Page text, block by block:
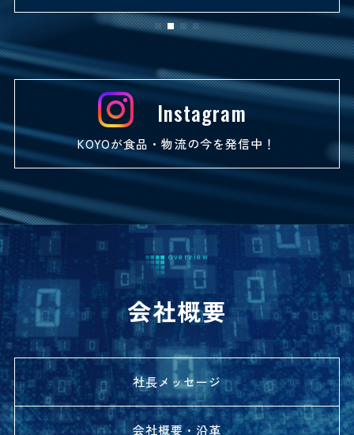
Instagram
KOYOが食品・物流の今を発信中！
会社概要
社長メッセージ
会社概要・沿革